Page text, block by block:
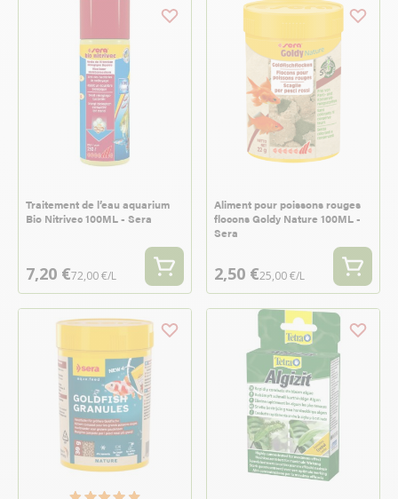
Traitement de l’eau aquarium
Bio Nitrivec 100ML - Sera
7,20 €72,00 €/L
Aliment pour poissons rouges
flocons Goldy Nature 100ML -
Sera
2,50 €25,00 €/L